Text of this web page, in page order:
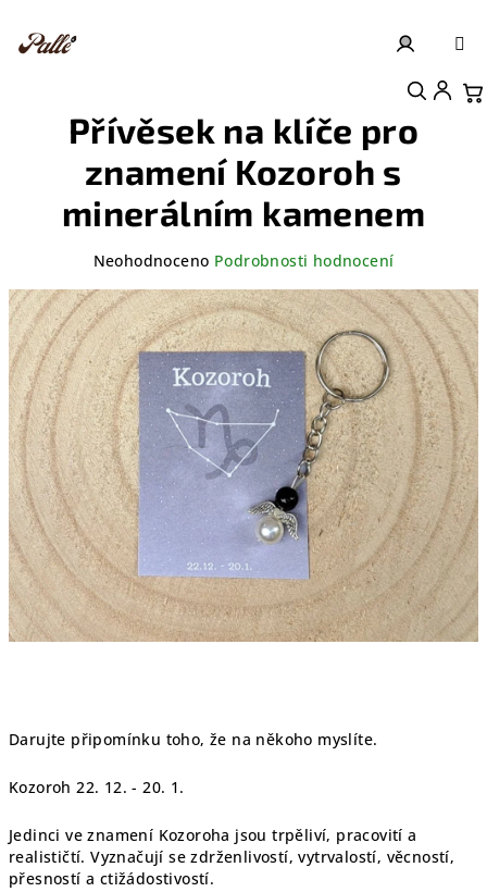
obsah
Přihlášení
Darujte připomínku toho, že na někoho myslíte.
Kozoroh 22. 12. - 20. 1.
Jedinci ve znamení Kozoroha jsou trpěliví, pracovití a
realističtí. Vyznačují se zdrženlivostí, vytrvalostí, věcností,
přesností a ctižádostivostí.
Přívěsek na klíče pro
znamení Kozoroh s
minerálním kamenem
produktu
je
0,0
z
5
hvězdiček.
Neohodnoceno Podrobnosti hodnocení